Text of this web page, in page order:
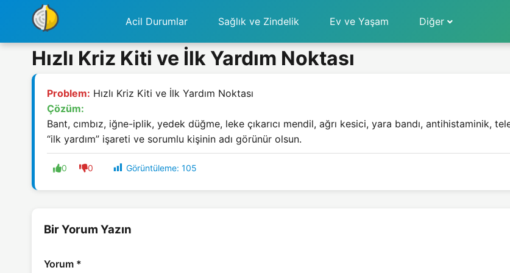
Acil Durumlar Sağlık ve Zindelik Ev ve Yaşam Diğer
Hızlı Kriz Kiti ve İlk Yardım Noktası
Problem: Hızlı Kriz Kiti ve İlk Yardım Noktası
Çözüm:
Bant, cımbız, iğne-iplik, yedek düğme, leke çıkarıcı mendil, ağrı kesici, yara bandı, antihistaminik,
“ilk yardım” işareti ve sorumlu kişinin adı görünür olsun.
0 0 Görüntüleme: 105
Bir Yorum Yazın
Yorum *